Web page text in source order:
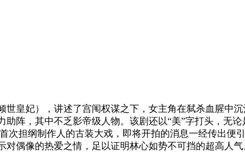
皇妃），讲述了宫闱权谋之下，女主角在弑杀血腥中
阵，其中不乏影帝级人物。该剧还以“美”字打头，无
次担纲制作人的古装大戏，即将开拍的消息一经传出便
偶像的热爱之情，足以证明林心如势不可挡的超高人气